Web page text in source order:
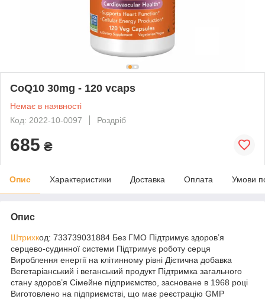
CoQ10 30mg - 120 vcaps
Немає в наявності
Код: 2022-10-0097
Роздріб
685 ₴
Опис Характеристики Доставка Оплата Умови
Опис
Штрихкод: 733739031884 Без ГМО Підтримує здоров’я
серцево-судинної системи Підтримує роботу серця
Вироблення енергії на клітинному рівні Дієтична добавка
Вегетаріанський і веганський продукт Підтримка загального
стану здоров’я Сімейне підприємство, засноване в 1968 році
Виготовлено на підприємстві, що має реєстрацію GMP